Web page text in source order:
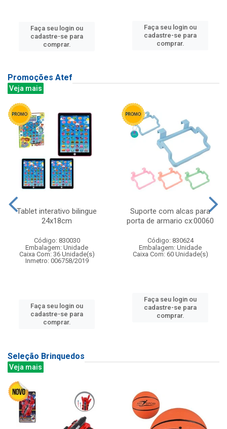
Faça seu login ou
cadastre-se para
comprar.
Faça seu login ou
cadastre-se para
comprar.
Promoções Atef
Veja mais
Tablet interativo bilingue
24x18cm
Código: 830030
Embalagem: Unidade
Caixa Com: 36 Unidade(s)
Inmetro: 006758/2019
Faça seu login ou
cadastre-se para
comprar.
Suporte com alcas para
porta de armario cx:00060
Código: 830624
Embalagem: Unidade
Caixa Com: 60 Unidade(s)
Faça seu login ou
cadastre-se para
comprar.
Seleção Brinquedos
Veja mais